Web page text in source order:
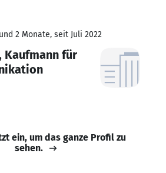
2 Monate, seit Juli 2022
Kaufmann für
ein, um das ganze Profil zu
sehen.